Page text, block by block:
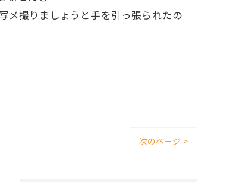
メ撮りましょうと手を引っ張られたの
次のページ >